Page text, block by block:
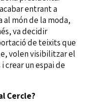
entrant a
al món de la moda,
va decidir
de teixits que
volen visibilitzar el
crear un espai de
Cercle?